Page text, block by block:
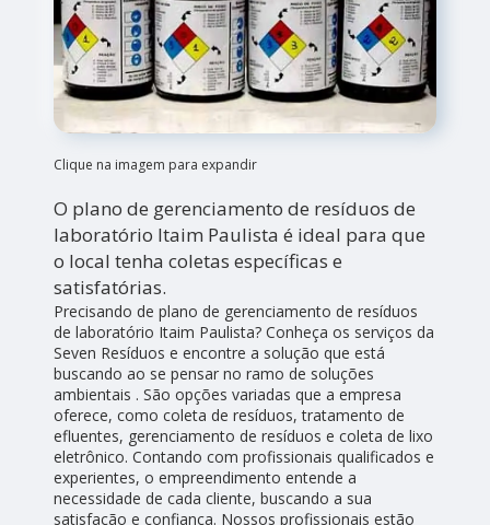
Clique na imagem para expandir
O plano de gerenciamento de resíduos de
laboratório Itaim Paulista é ideal para que
o local tenha coletas específicas e
satisfatórias.
Precisando de plano de gerenciamento de resíduos
de laboratório Itaim Paulista? Conheça os serviços da
Seven Resíduos e encontre a solução que está
buscando ao se pensar no ramo de soluções
ambientais . São opções variadas que a empresa
oferece, como coleta de resíduos, tratamento de
efluentes, gerenciamento de resíduos e coleta de lixo
eletrônico. Contando com profissionais qualificados e
experientes, o empreendimento entende a
necessidade de cada cliente, buscando a sua
satisfação e confiança. Nossos profissionais estão